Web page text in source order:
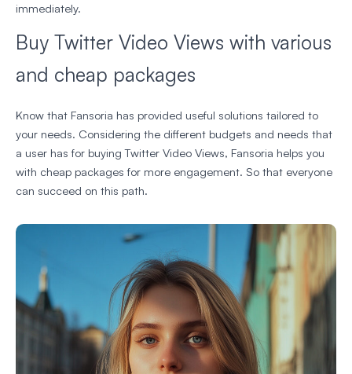
immediately.
Buy Twitter Video Views with various
and cheap packages
Know that Fansoria has provided useful solutions tailored to
your needs. Considering the different budgets and needs that
a user has for buying Twitter Video Views, Fansoria helps you
with cheap packages for more engagement. So that everyone
can succeed on this path.